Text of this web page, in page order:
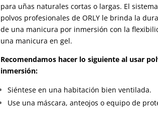
para uñas naturales cortas o largas. El
polvos profesionales de ORLY le brinda la
de una manicura por inmersión con la
una manicura en gel.
Recomendamos hacer lo siguiente al usar
inmersión:
Siéntese en una habitación bien ventilada.
Use una máscara, anteojos o equipo de